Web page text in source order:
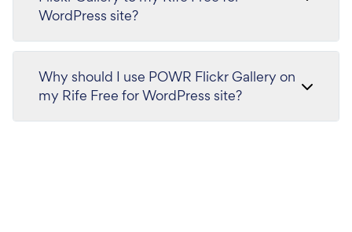
WordPress site?
Why should I use POWR Flickr Gallery on
my Rife Free for WordPress site?